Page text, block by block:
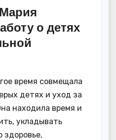
о детях
время совмещала
детях и уход за
находила время и
укладывать
здоровье,